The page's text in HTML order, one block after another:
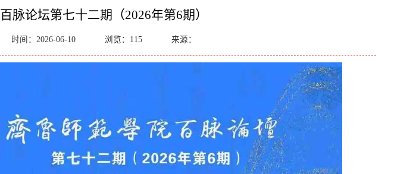
百脉论坛第七十二期（2026年第6期）
时间：2026-06-10 浏览： 115 来源：